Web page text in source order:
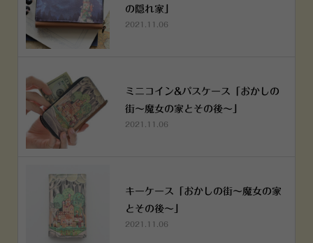
の隠れ家」
2021.11.06
ミニコイン&パスケース「おかしの
街～魔女の家とその後～」
2021.11.06
キーケース「おかしの街～魔女の家
とその後～」
2021.11.06